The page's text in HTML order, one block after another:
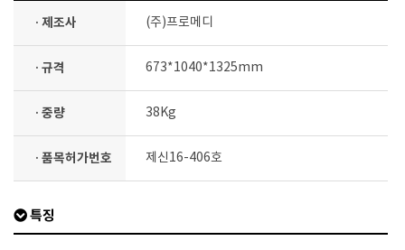
· 제조사 (주)프로메디
· 규격 673*1040*1325mm
· 중량 38Kg
· 품목허가번호 제신16-406호
특징